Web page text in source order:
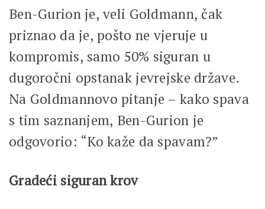
Ben-Gurion je, veli Goldmann, čak
priznao da je, pošto ne vjeruje u
kompromis, samo 50% siguran u
dugoročni opstanak jevrejske države.
Na Goldmannovo pitanje – kako spava
s tim saznanjem, Ben-Gurion je
odgovorio: “Ko kaže da spavam?”
Gradeći siguran krov